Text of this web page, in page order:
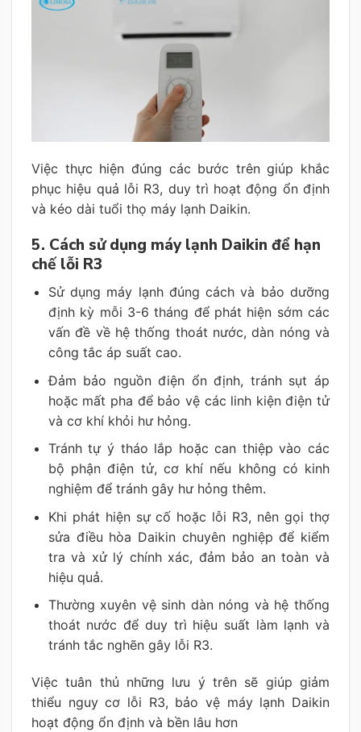
Việc thực hiện đúng các bước trên giúp khắc
phục hiệu quả lỗi R3, duy trì hoạt động ổn định
và kéo dài tuổi thọ máy lạnh Daikin.
5. Cách sử dụng máy lạnh Daikin để hạn
chế lỗi R3
Sử dụng máy lạnh đúng cách và bảo dưỡng
định kỳ mỗi 3-6 tháng để phát hiện sớm các
vấn đề về hệ thống thoát nước, dàn nóng và
công tắc áp suất cao.
Đảm bảo nguồn điện ổn định, tránh sụt áp
hoặc mất pha để bảo vệ các linh kiện điện tử
và cơ khí khỏi hư hỏng.
Tránh tự ý tháo lắp hoặc can thiệp vào các
bộ phận điện tử, cơ khí nếu không có kinh
nghiệm để tránh gây hư hỏng thêm.
Khi phát hiện sự cố hoặc lỗi R3, nên gọi thợ
sửa điều hòa Daikin chuyên nghiệp để kiểm
tra và xử lý chính xác, đảm bảo an toàn và
hiệu quả.
Thường xuyên vệ sinh dàn nóng và hệ thống
thoát nước để duy trì hiệu suất làm lạnh và
tránh tắc nghẽn gây lỗi R3.
Việc tuân thủ những lưu ý trên sẽ giúp giảm
thiểu nguy cơ lỗi R3, bảo vệ máy lạnh Daikin
hoạt động ổn định và bền lâu hơn